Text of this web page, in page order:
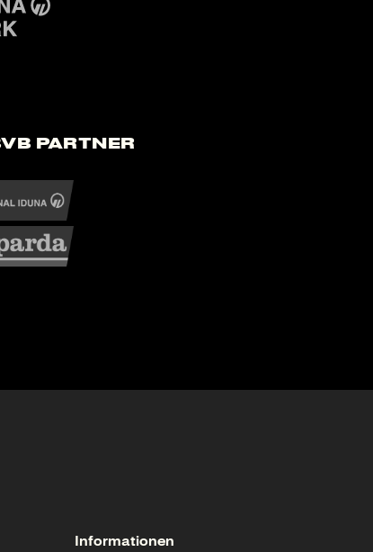
Partner
Informationen